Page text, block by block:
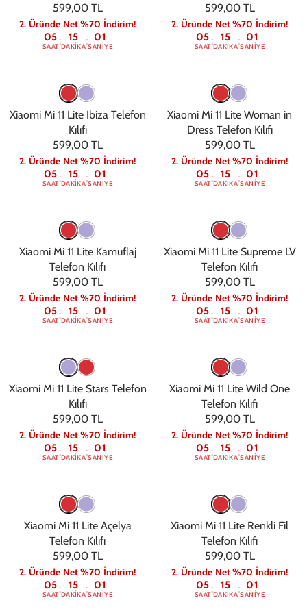
599,00 TL
2. Üründe Net %70 İndirim!
05
SAAT: 15
DAKIKA: 00
SANIYE
599,00 TL
2. Üründe Net %70 İndirim!
05
SAAT: 15
DAKIKA: 00
SANIYE
Xiaomi Mi 11 Lite Ibiza Telefon
Kılıfı
599,00 TL
2. Üründe Net %70 İndirim!
05
SAAT: 15
DAKIKA: 00
SANIYE
Xiaomi Mi 11 Lite Woman in
Dress Telefon Kılıfı
599,00 TL
2. Üründe Net %70 İndirim!
05
SAAT: 15
DAKIKA: 00
SANIYE
Xiaomi Mi 11 Lite Kamuflaj
Telefon Kılıfı
599,00 TL
2. Üründe Net %70 İndirim!
05
SAAT: 15
DAKIKA: 00
SANIYE
Xiaomi Mi 11 Lite Supreme LV
Telefon Kılıfı
599,00 TL
2. Üründe Net %70 İndirim!
05
SAAT: 15
DAKIKA: 00
SANIYE
Xiaomi Mi 11 Lite Stars Telefon
Kılıfı
599,00 TL
2. Üründe Net %70 İndirim!
05
SAAT: 15
DAKIKA: 00
SANIYE
Xiaomi Mi 11 Lite Wild One
Telefon Kılıfı
599,00 TL
2. Üründe Net %70 İndirim!
05
SAAT: 15
DAKIKA: 00
SANIYE
Xiaomi Mi 11 Lite Açelya
Telefon Kılıfı
599,00 TL
2. Üründe Net %70 İndirim!
05
SAAT: 15
DAKIKA: 00
SANIYE
Xiaomi Mi 11 Lite Renkli Fil
Telefon Kılıfı
599,00 TL
2. Üründe Net %70 İndirim!
05
SAAT: 15
DAKIKA: 00
SANIYE